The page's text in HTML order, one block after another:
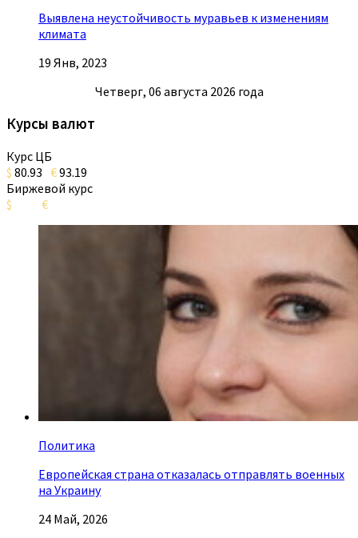
Выявлена неустойчивость муравьев к изменениям
климата
19 Янв, 2023
Четверг, 06 августа 2026 года
Курсы валют
Курс ЦБ
$ 80.93 €93.19
Биржевой курс
$
€
Политика
Европейская страна отказалась отправлять военных
на Украину
24 Май, 2026